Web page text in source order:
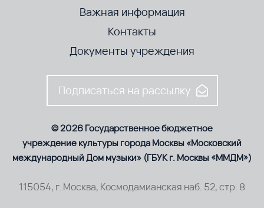
Важная информация
Контакты
Документы учреждения
Подписаться на рассылку
© 2026 Государственное бюджетное
учреждение культуры города Москвы «Московский
международный Дом музыки» (ГБУК г. Москвы «ММДМ»)
115054, г. Москва, Космодамианская наб. 52, стр. 8